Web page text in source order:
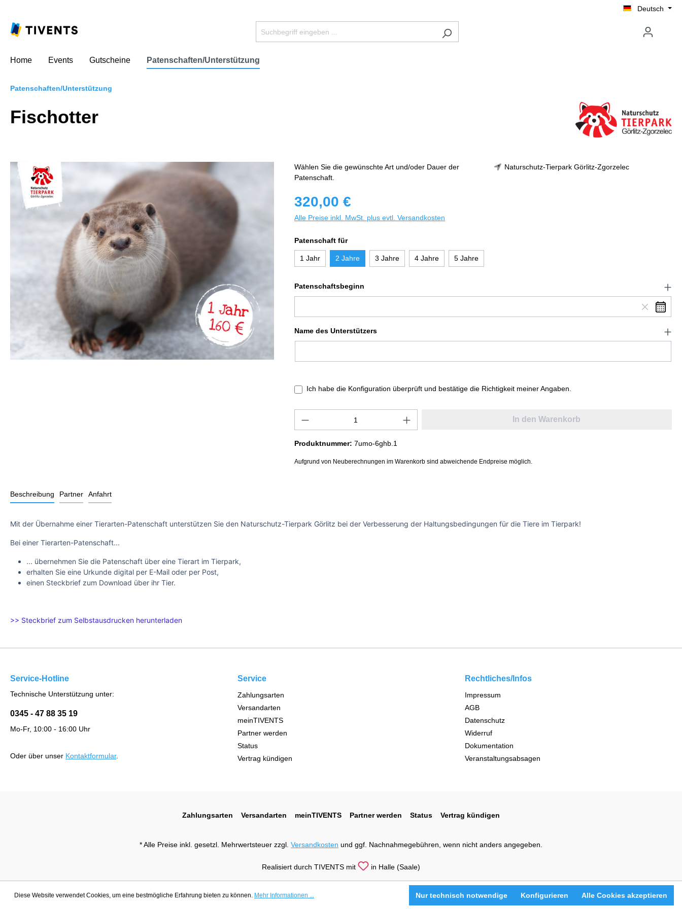
Deutsch
Home Events Gutscheine Patenschaften/Unterstützung
Patenschaften/Unterstützung
Fischotter
Wählen Sie die gewünschte Art und/oder Dauer der
Patenschaft.
Naturschutz-Tierpark Görlitz-Zgorzelec
320,00 €
Alle Preise inkl. MwSt. plus evtl. Versandkosten
Patenschaft für
1 Jahr 2 Jahre 3 Jahre 4 Jahre 5 Jahre
Patenschaftsbeginn
Name des Unterstützers
Ich habe die Konfiguration überprüft und bestätige die Richtigkeit meiner Angaben.
In den Warenkorb
Produktnummer: 7umo-6ghb.1
Aufgrund von Neuberechnungen im Warenkorb sind abweichende Endpreise möglich.
Beschreibung Partner Anfahrt
Mit der Übernahme einer Tierarten-Patenschaft unterstützen Sie den Naturschutz-Tierpark Görlitz bei der Verbesserung der Haltungsbedingungen für die Tiere im Tierpark!
Bei einer Tierarten-Patenschaft...
... übernehmen Sie die Patenschaft über eine Tierart im Tierpark,
erhalten Sie eine Urkunde digital per E-Mail oder per Post,
einen Steckbrief zum Download über ihr Tier.
>> Steckbrief zum Selbstausdrucken herunterladen
Service-Hotline
Technische Unterstützung unter:
0345 - 47 88 35 19
Mo-Fr, 10:00 - 16:00 Uhr
Oder über unser Kontaktformular.
Service
Zahlungsarten
Versandarten
meinTIVENTS
Partner werden
Status
Vertrag kündigen
Rechtliches/Infos
Impressum
AGB
Datenschutz
Widerruf
Dokumentation
Veranstaltungsabsagen
Zahlungsarten Versandarten meinTIVENTS Partner werden Status Vertrag kündigen
* Alle Preise inkl. gesetzl. Mehrwertsteuer zzgl. Versandkosten und ggf. Nachnahmegebühren, wenn nicht anders angegeben.
Realisiert durch TIVENTS mit in Halle (Saale)
Diese Website verwendet Cookies, um eine bestmögliche Erfahrung bieten zu können. Mehr Informationen ... Nur technisch notwendige Konfigurieren Alle Cookies akzeptieren